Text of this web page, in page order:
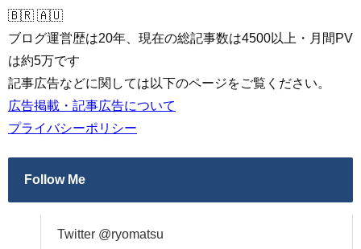
🇧🇷 🇦🇺
ブログ運営歴は20年、現在の総記事数は4500以上・月間PV
は約5万です
記事広告などに関しては以下のページをご覧ください。
広告掲載・記事広告について
プライバシーポリシー
Follow Me
Twitter @ryomatsu